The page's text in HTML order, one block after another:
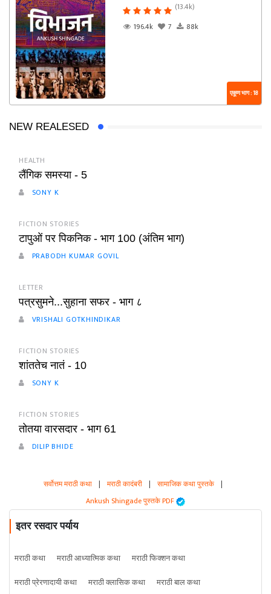
(13.4k)
196.4k
7 88k
एकूण भाग : 18
NEW REALESED
HEALTH
लैंगिक समस्या - 5
SONY K
FICTION STORIES
टापुओं पर पिकनिक - भाग 100 (अंतिम भाग)
PRABODH KUMAR GOVIL
LETTER
पत्रसुमने...सुहाना सफर - भाग ८
VRISHALI GOTKHINDIKAR
FICTION STORIES
शांततेच नातं - 10
SONY K
FICTION STORIES
तोतया वारसदार - भाग 61
DILIP BHIDE
सर्वोत्तम मराठी कथा | मराठी कादंबरी | सामाजिक कथा पुस्तके |
Ankush Shingade पुस्तके PDF
इतर रसदार पर्याय
मराठी कथा मराठी आध्यात्मिक कथा
मराठी फिक्शन कथा
मराठी प्रेरणादायी कथा
मराठी क्लासिक कथा
मराठी बाल कथा